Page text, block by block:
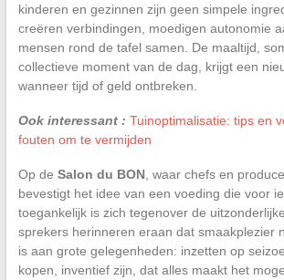
kinderen en gezinnen zijn geen simpele
creëren verbindingen, moedigen autonomie
mensen rond de tafel samen. De maaltijd,
collectieve moment van de dag, krijgt een
wanneer tijd of geld ontbreken.
Ook interessant : Tuinoptimalisatie: tips en
fouten om te vermijden
Op de Salon du BON, waar chefs en
bevestigt het idee van een voeding die voor
toegankelijk is zich tegenover de
sprekers herinneren eraan dat smaakplezier
is aan grote gelegenheden: inzetten op
kopen, inventief zijn, dat alles maakt het